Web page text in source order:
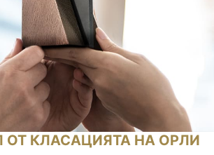
ОТ КЛАСАЦИЯТА НА ОРЛИ